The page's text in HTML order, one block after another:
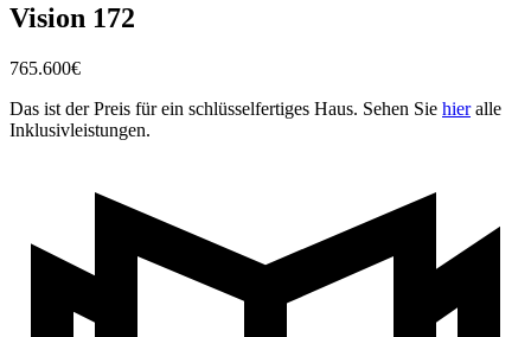
Vision 172
765.600€
Das ist der Preis für ein schlüsselfertiges Haus. Sehen Sie hieralle
Inklusivleistungen.